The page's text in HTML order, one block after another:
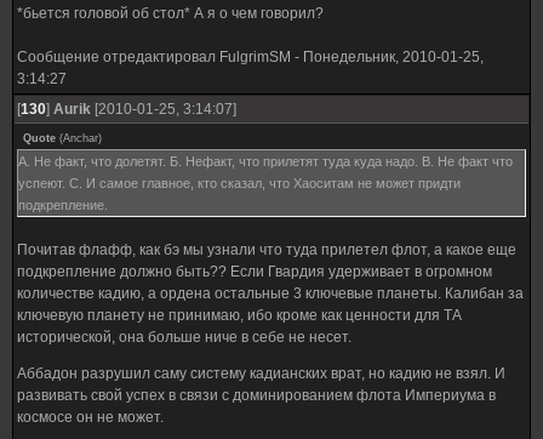
*бьется головой об стол* А я о чем говорил?
Сообщение отредактировал FulgrimSM - Понедельник, 2010-01-25,
3:14:27
[130] Aurik [2010-01-25, 3:14:07]
Quote (Anchar)
А. Не факт, что долетят. Б. Нефакт, что прилетят туда куда надо. В. Не факт что
успеют. С. И самое главное, кто сказал, что Хаоситам не может придти
подкрепление.
Почитав флафф, как бэ мы узнали что туда прилетел флот, а какое еще
подкрепление должно быть?? Если Гвардия удерживает в огромном
количестве кадию, а ордена остальные 3 ключевые планеты. Калибан за
ключевую планету не принимаю, ибо кроме как ценности для ТА
исторической, она больше ниче в себе не несет.
Аббадон разрушил саму систему кадианских врат, но кадию не взял. И
развивать свой успех в связи с доминированием флота Империума в
космосе он не может.